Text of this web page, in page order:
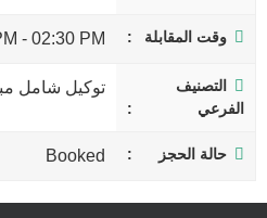
وقت المقابلة 02:30 PM
-
التصنيف
الفرعي
توكيل شامل
حالة الحجز Booked